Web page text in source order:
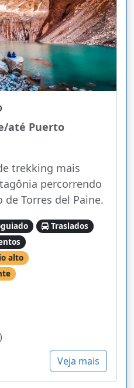
até Puerto
trekking mais
percorrendo
de Torres del Paine.
Traslados
alto
Veja mais